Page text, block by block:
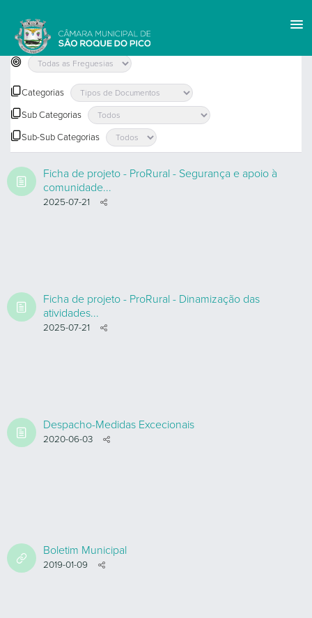
Categorias
Sub Categorias
Sub-Sub Categorias
Ficha de projeto - ProRural - Segurança e apoio à
comunidade...
2025-07-21
Ficha de projeto - ProRural - Dinamização das
atividades...
2025-07-21
Despacho-Medidas Excecionais
2020-06-03
Boletim Municipal
2019-01-09